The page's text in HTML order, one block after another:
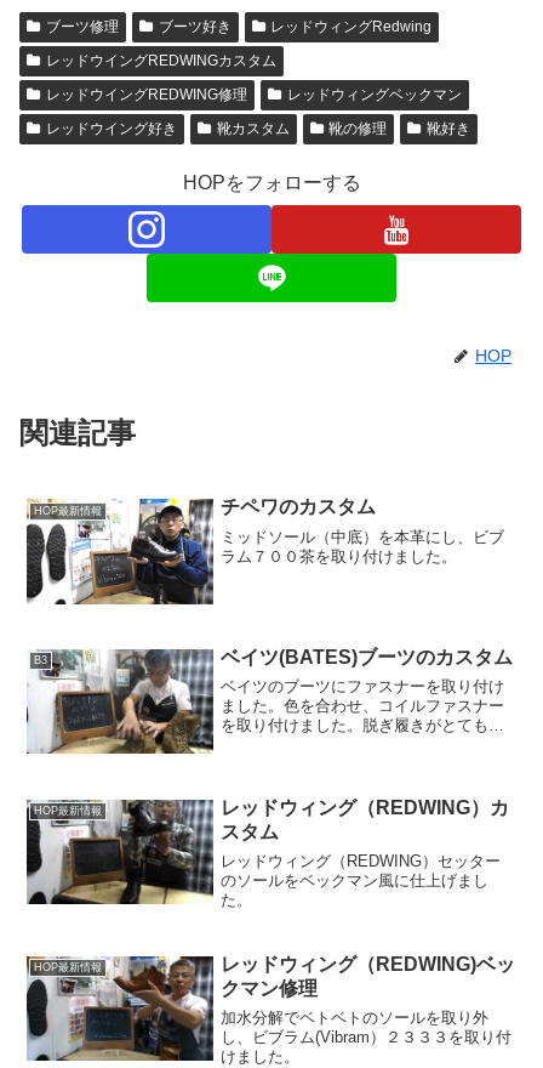
ブーツ修理 ブーツ好き
レッドウィングRedwing
レッドウイングREDWINGカスタム
レッドウイングREDWING修理
レッドウィングベックマン
レッドウイング好き
靴カスタム 靴の修理 靴好き
HOPをフォローする
HOP
関連記事
HOP最新情報 チペワのカスタム
ミッドソール（中底）を本革にし、ビブ
ラム７００茶を取り付けました。
B3 ベイツ(BATES)ブーツのカスタム
ベイツのブーツにファスナーを取り付け
ました。色を合わせ、コイルファスナー
を取り付けました。脱ぎ履きがとても楽
HOP最新情報
レッドウィング（REDWING）カ
スタム
レッドウィング（REDWING）セッター
のソールをベックマン風に仕上げまし
た。
HOP最新情報
レッドウィング（REDWING)ベッ
クマン修理
加水分解でベトベトのソールを取り外
し、ビブラム(Vibram）２３３３を取り付
けました。